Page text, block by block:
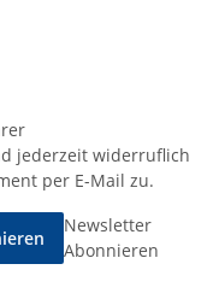
jederzeit widerruflich
per E-Mail zu.
Newsletter
Abonnieren